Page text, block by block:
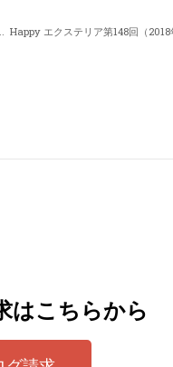
はこちらから